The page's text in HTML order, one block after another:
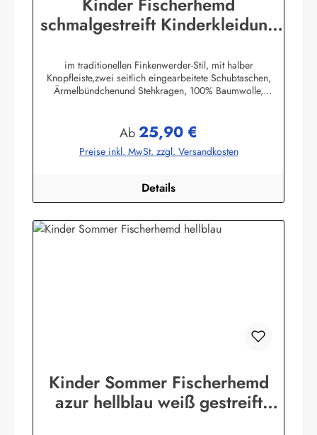
schmalgestreift Kinderkleidung
im traditionellen Finkenwerder-Stil, mit halber
Knopfleiste,zwei seitlich eingearbeitete Schubtaschen,
Ärmelbündchenund Stehkragen, 100% Baumwolle,
Wittmundinfo@modas-bekleidung.de
Regulärer Preis:
Ab25,90 €
Preise inkl. MwSt. zzgl. Versandkosten
Details
Kinder Sommer Fischerhemd
azur hellblau weiß gestreift